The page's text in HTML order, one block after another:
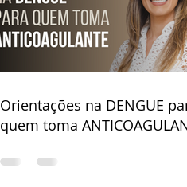
Orientações na DENGUE
quem toma